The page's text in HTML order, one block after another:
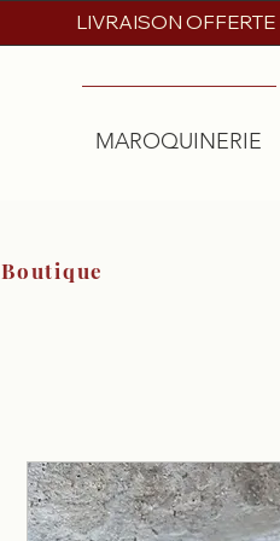
LIVRAISON
MAROQUINERIE
Boutique